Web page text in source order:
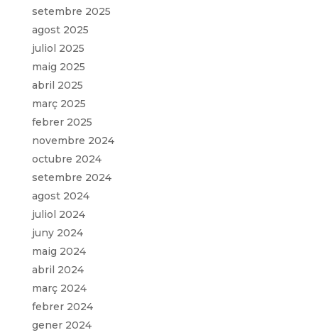
setembre 2025
agost 2025
juliol 2025
maig 2025
abril 2025
març 2025
febrer 2025
novembre 2024
octubre 2024
setembre 2024
agost 2024
juliol 2024
juny 2024
maig 2024
abril 2024
març 2024
febrer 2024
gener 2024